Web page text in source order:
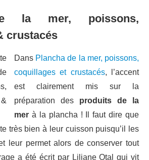
la mer, poissons,
crustacés
Dans Plancha de la mer, poissons,
coquillages et crustacés, l’accent
est clairement mis sur la
préparation des produits de la
mer à la plancha ! Il faut dire que
très bien à leur cuisson puisqu’il les
leur permet alors de conserver tout
a été écrit par Liliane Otal qui vit